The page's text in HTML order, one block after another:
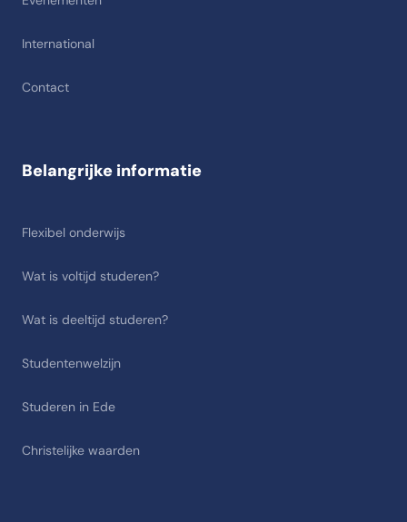
International
Contact
Belangrijke informatie
Flexibel onderwijs
Wat is voltijd studeren?
Wat is deeltijd studeren?
Studentenwelzijn
Studeren in Ede
Christelijke waarden